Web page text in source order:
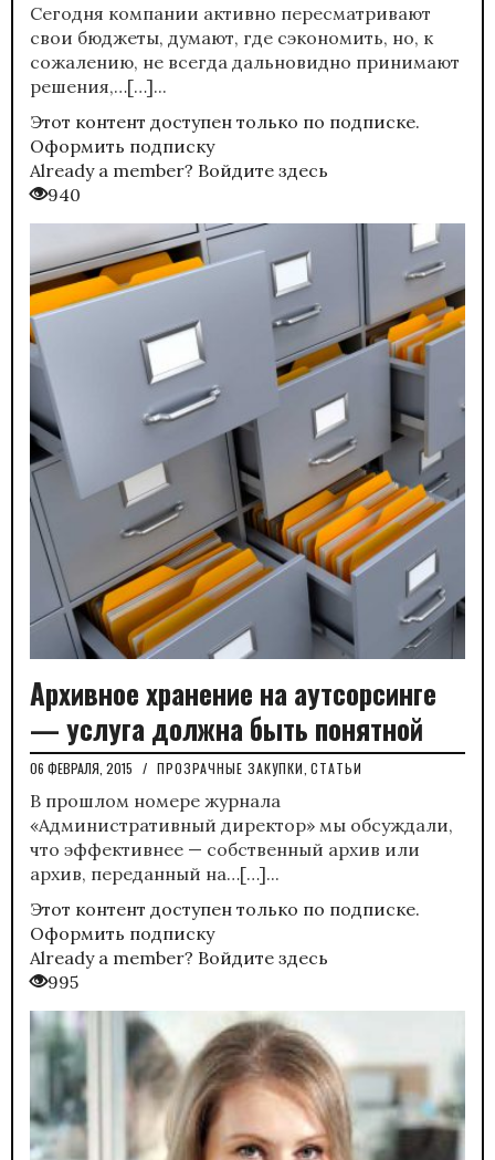
Сегодня компании активно пересматривают
свои бюджеты, думают, где сэкономить, но, к
сожалению, не всегда дальновидно принимают
решения,…[…]...
Этот контент доступен только по подписке.
Оформить подписку
Already a member? Войдите здесь
940
Архивное хранение на аутсорсинге
— услуга должна быть понятной
06 ФЕВРАЛЯ, 2015 / ПРОЗРАЧНЫЕ ЗАКУПКИ СТАТЬИ
В прошлом номере журнала
«Административный директор» мы обсуждали,
что эффективнее — собственный архив или
архив, переданный на…[…]...
Этот контент доступен только по подписке.
Оформить подписку
Already a member? Войдите здесь
995